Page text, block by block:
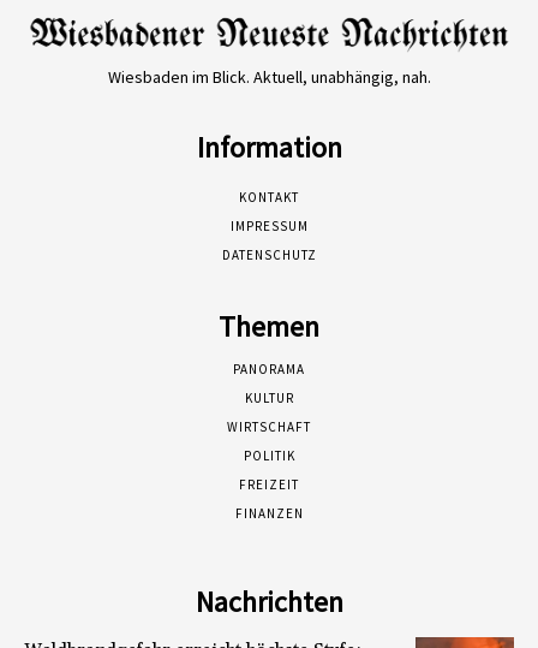
Wiesbaden im Blick. Aktuell, unabhängig, nah.
Information
KONTAKT
IMPRESSUM
DATENSCHUTZ
Themen
PANORAMA
KULTUR
WIRTSCHAFT
POLITIK
FREIZEIT
FINANZEN
Nachrichten